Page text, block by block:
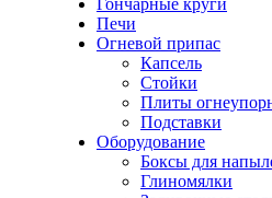
Гончарные круги
Печи
Огневой припас
Капсель
Стойки
Плиты
Подставки
Оборудование
Боксы для
Глиномялки